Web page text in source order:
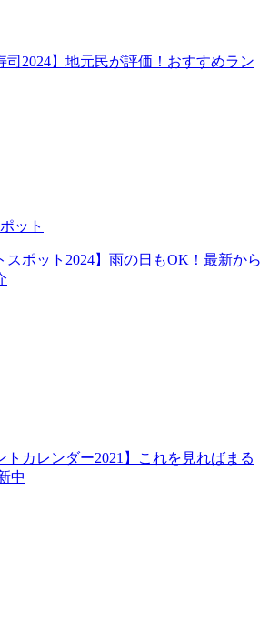
司2024】地元民が評価！おすすめラン
ット
スポット2024】雨の日もOK！最新から
トカレンダー2021】これを見ればまる
中